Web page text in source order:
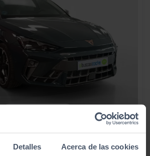
Detalles Acerca de las cookies
1.5 TSI E HYBRID 200KW (272CV) VZ DSG
35.990 €
34.990 €